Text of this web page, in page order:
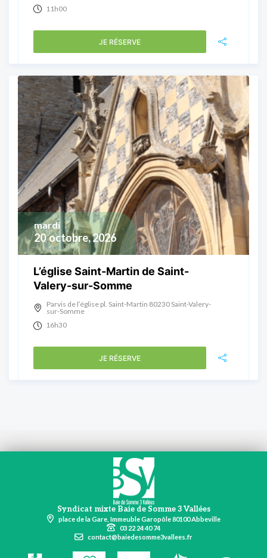
11h00
JE RÉSERVE
20 octobre, 2026
mardi
L’église Saint-Martin de Saint-
Valery-sur-Somme
Parvis de l’église pl. Saint-Martin 80230 Saint-Valery-
sur-Somme
16h30
JE RÉSERVE
Syndicat mixte Baie de Somme 3 Vallées
place de la Gare, Immeuble Garopôle 80100 Abbeville
03 22 24 40 74
contact@baiedesomme3vallees.fr